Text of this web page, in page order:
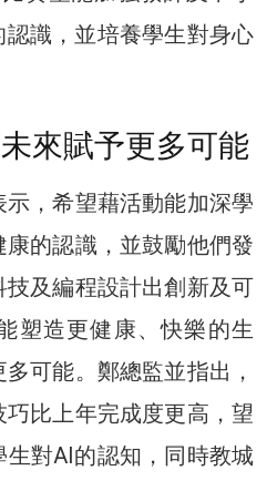
識，並培養學生對身心
來賦予更多可能
，希望藉活動能加深學
的認識，並鼓勵他們發
及編程設計出創新及可
塑造更健康、快樂的生
可能。鄭總監並指出，
比上年完成度更高，望
對AI的認知，同時教城